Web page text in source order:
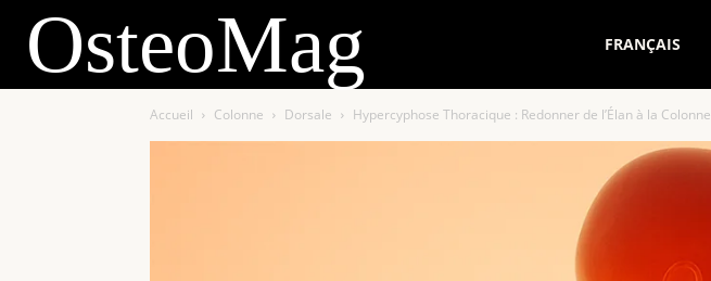
OsteoMag FRANÇAIS
Accueil Colonne Dorsale Hypercyphose Thoracique : Redonner de l’Élan à la Colonne